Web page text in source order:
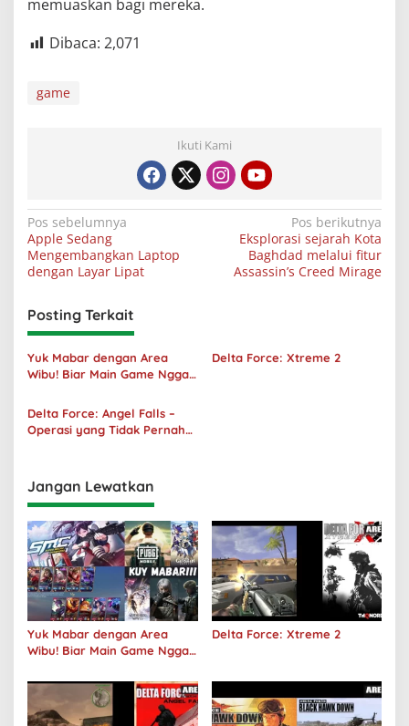
memuaskan bagi mereka.
Dibaca: 2,071
game
Ikuti Kami
Navigasi
pos
Pos sebelumnya
Apple Sedang
Mengembangkan Laptop
dengan Layar Lipat
Pos berikutnya
Eksplorasi sejarah Kota
Baghdad melalui fitur
Assassin’s Creed Mirage
Posting Terkait
Yuk Mabar dengan Area
Wibu! Biar Main Game Nggak
Delta Force: Xtreme 2
Delta Force: Angel Falls –
Operasi yang Tidak Pernah
Jangan Lewatkan
Yuk Mabar dengan Area
Wibu! Biar Main Game Nggak
Delta Force: Xtreme 2